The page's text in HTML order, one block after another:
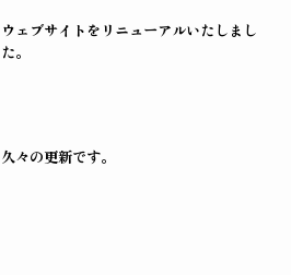
ウェブサイトをリニューアルいたしまし
た。
久々の更新です。